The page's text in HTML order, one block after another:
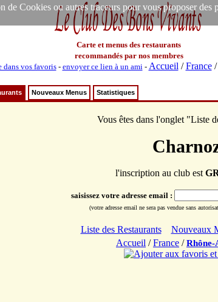
Cookies ou autres traceurs pour vous proposer des
Carte et menus des restaurants
recommandés par nos membres
dans vos favoris- envoyer ce lien à un ami- Accueil /France/
Nouveaux Menus Statistiques
Vous êtes dans l'onglet "Liste
l'inscription au club est
saisissez votre adresse email :
(votre adresse email ne sera pas vendue sans
Liste des Restaurants Nouveaux
Accueil /France /Rhône-